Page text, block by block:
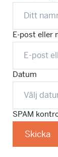
E-post eller
Datum
SPAM
Skicka